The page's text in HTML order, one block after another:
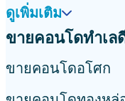
ดูเพิ่มเติม
ขายคอนโดทำเล
ขายคอนโดอโศก